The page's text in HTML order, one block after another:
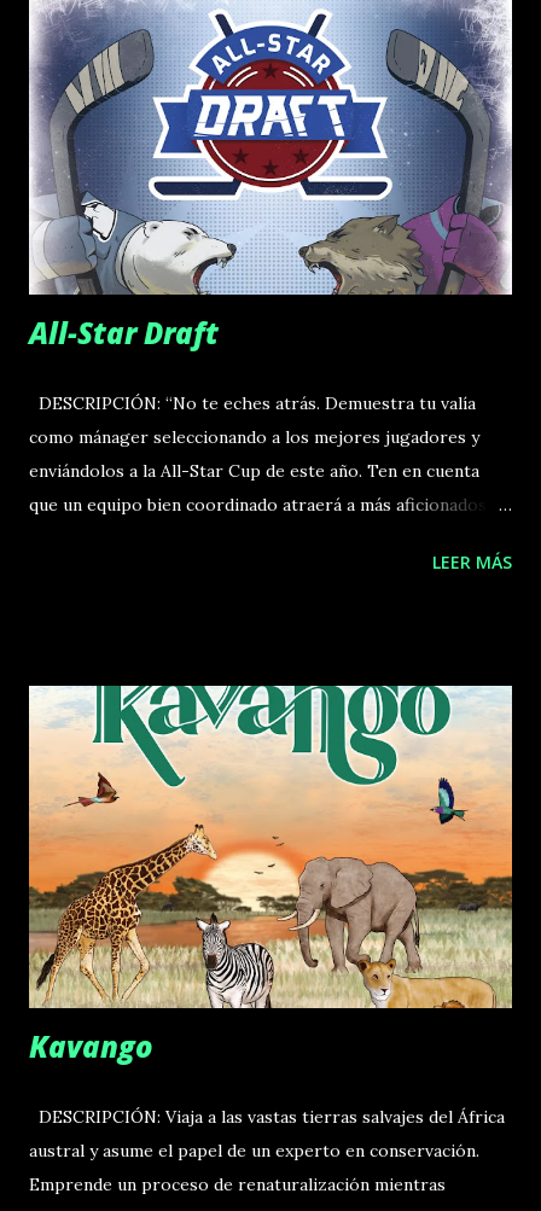
su energía hacia el mundo mortal. La energía es la forma en
la que un dios ejerce su voluntad, y se usa para construir
monumentos, reclamar nuevas losetas y completar logros
duraderos. Vincula tu energía para la puntuación final y
desbloquea nueva energía para reponer tus reservas. La
partida termina cuando se completa el último monumento,
momento en el que gana el jugador con más puntos. Existen
dos tipos de turno, sin rondas ni fases. En el turno...
All-Star Draft
DESCRIPCIÓN: “No te eches atrás. Demuestra tu valía
como mánager seleccionando a los mejores jugadores y
enviándolos a la All-Star Cup de este año. Ten en cuenta
que un equipo bien coordinado atraerá a más aficionados.
playoffs. Ahora te mueves sobre hielo fino: quien pierde,
mánagers de equipo. Eliges entrenadores con habilidades
únicas, juegas la temporada regular y, finalmente, los
playoffs. Seleccionas jugadores, formas nuevos equipos y
los envías a diferentes estadios. En los playoffs, la tensión
aumenta porque cada ronda se juega en formato
eliminatorio hasta que solo queda un equipo: el ganador.
Quien tenga más aficionados al final gana el torneo y la
prestigiosa All-Star Cup. DESCARGAR REGLAMENTO EN
ESPAÑOL:
LEER MÁS
Kavango
DESCRIPCIÓN: Viaja a las vastas tierras salvajes del África
austral y asume el papel de un experto en conservación.
Emprende un proceso de renaturalización mientras